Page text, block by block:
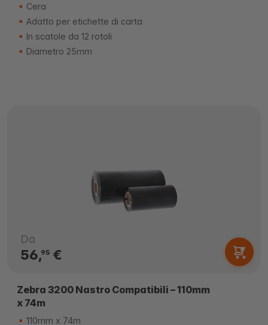
Cera
Adatto per etichette di carta
In scatole da 12 rotoli
Diametro 25mm
Da
56,95€
Zebra 3200 Nastro Compatibili – 110mm
x 74m
110mm x 74m